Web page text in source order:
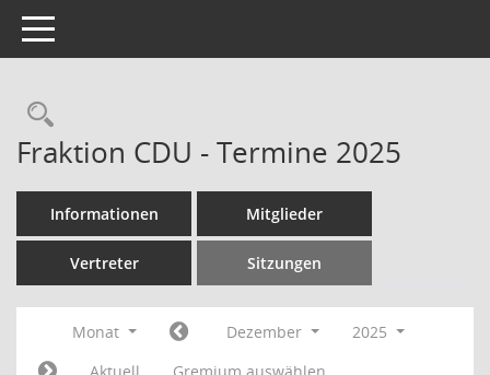
Toggle navigation
Rechercheauswahl
Fraktion CDU - Termine 2025
Informationen Mitglieder
Vertreter Sitzungen
Monat Dezember
2025